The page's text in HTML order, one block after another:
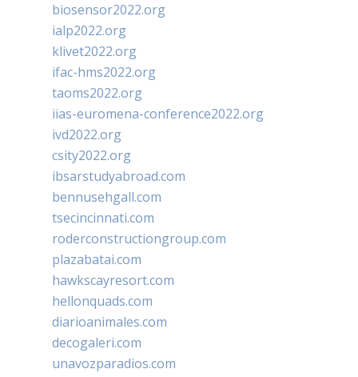
biosensor2022.org
ialp2022.org
klivet2022.org
ifac-hms2022.org
taoms2022.org
iias-euromena-conference2022.org
ivd2022.org
csity2022.org
ibsarstudyabroad.com
bennusehgall.com
tsecincinnati.com
roderconstructiongroup.com
plazabatai.com
hawkscayresort.com
hellonquads.com
diarioanimales.com
decogaleri.com
unavozparadios.com